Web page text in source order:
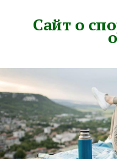
Сайт о